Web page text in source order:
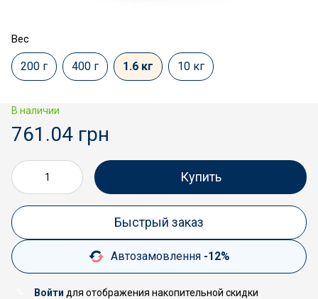
Вес
200 г 400 г 1.6 кг 10 кг
В наличии
761.04 грн
Купить
Быстрый заказ
Автозамовлення -12%
Войти для отображения накопительной скидки